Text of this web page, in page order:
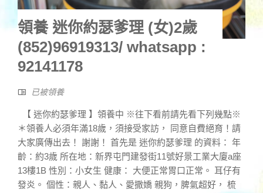
領養 迷你約瑟爹理 (女)2歲
(852)96919313/ whatsapp :
92141178
已被領養
【 迷你約瑟爹理 】領養中 ※往下看前請先看下列幾點※
＊領養人必須年滿18歲，須接受家訪， 同意自費絕育！請
大家廣傳出去！ 謝謝！ 首先是 迷你約瑟爹理 的資料： 年
齡：約3歲 所在地：新界屯門建發街11號好景工業大廈a座
13樓1B 性別：小女生 健康： 大便正常胃口正常。 耳仔有
發炎。 個性：親人、黏人、愛撒嬌 親狗，脾氣超好， 梳